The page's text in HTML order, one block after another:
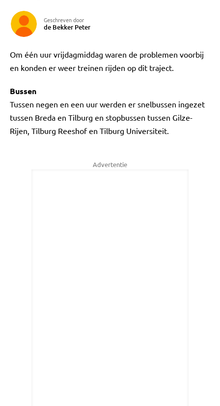
Geschreven door
de Bekker Peter
Om één uur vrijdagmiddag waren de problemen voorbij
en konden er weer treinen rijden op dit traject.
Bussen
Tussen negen en een uur werden er snelbussen ingezet
tussen Breda en Tilburg en stopbussen tussen Gilze-
Rijen, Tilburg Reeshof en Tilburg Universiteit.
Advertentie